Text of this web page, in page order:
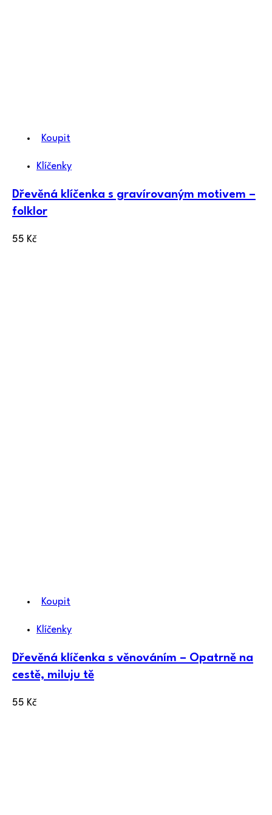
Koupit
Klíčenky
Dřevěná klíčenka s gravírovaným motivem –
folklor
55 Kč
Koupit
Klíčenky
Dřevěná klíčenka s věnováním – Opatrně na
cestě, miluju tě
55 Kč